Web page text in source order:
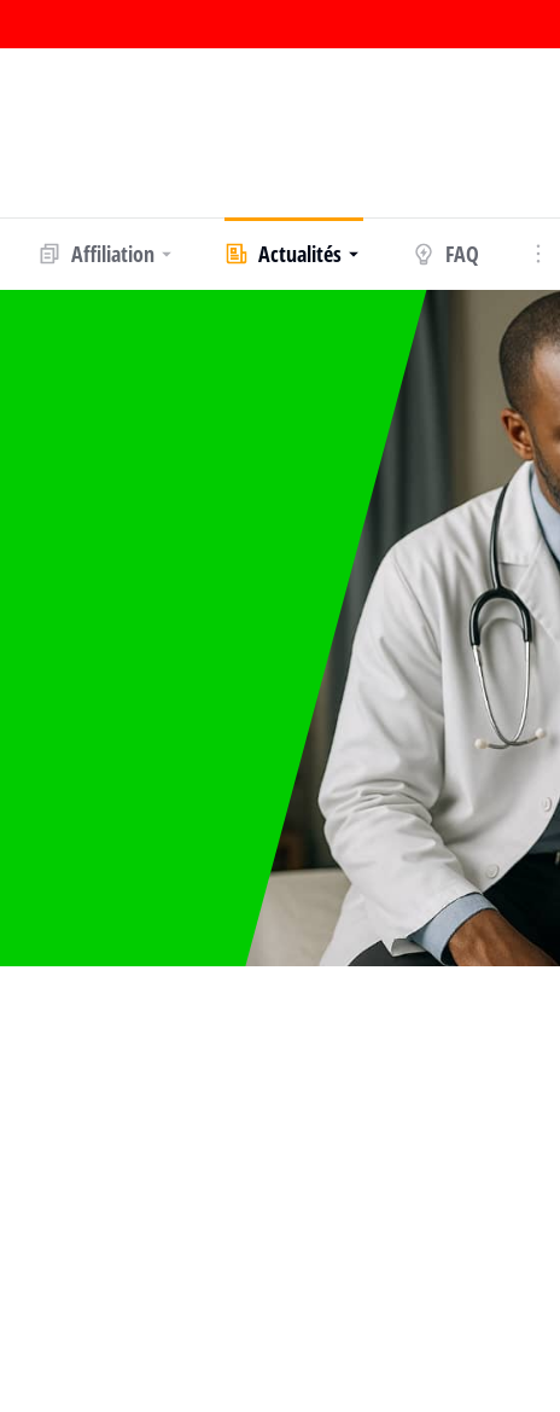
Affiliation Actualités FAQ
du
de